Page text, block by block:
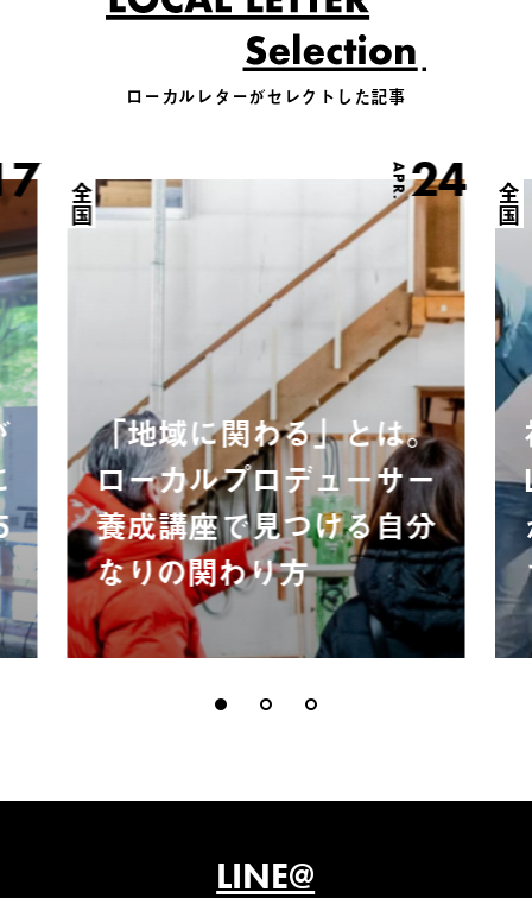
ローカルレターがセレクトした記事
APR.24
全国
「地域に関わる」とは。
ローカルプロデューサー
養成講座で見つける自分
なりの関わり方
全国
LINE@